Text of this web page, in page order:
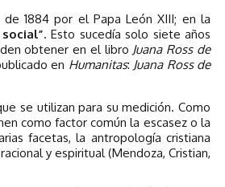
1884 por el Papa León XIII; en la
. Esto sucedía solo siete años
obtener en el libro Juana Ross de
en Humanitas: Juana Ross de
se utilizan para su medición. Como
como factor común la escasez o la
facetas, la antropología cristiana
y espiritual (Mendoza, Cristian,